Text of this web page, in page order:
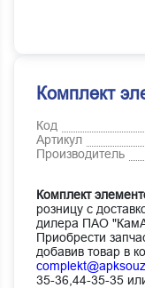
Комплект
Код
Артикул
Производитель
Комплект
розницу с
дилера ПАО
Приобрести
добавив товар в
35-36,44-35-35